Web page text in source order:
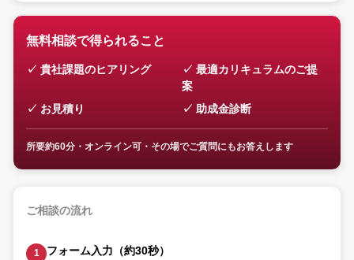
無料相談で得られること
貴社課題のヒアリング
最適カリキュラムのご提
案
お見積り
助成金診断
所要約60分・オンライン可・その場でご質問にもお答えします
ご相談の流れ
フォーム入力（約30秒）